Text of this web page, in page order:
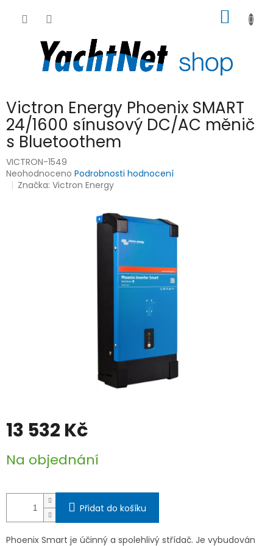
KOŠÍK
Victron Energy Phoenix SMART
24/1600 sínusový DC/AC měnič
s Bluetoothem
VICTRON-1549
Průměrné
hodnocení
Neohodnoceno Podrobnosti hodnocení
Značka:Victron Energy
13 532 Kč
cena:
Na objednání
Přidat do košíku
Phoenix Smart je účinný a spolehlivý střídač. Je vybudován